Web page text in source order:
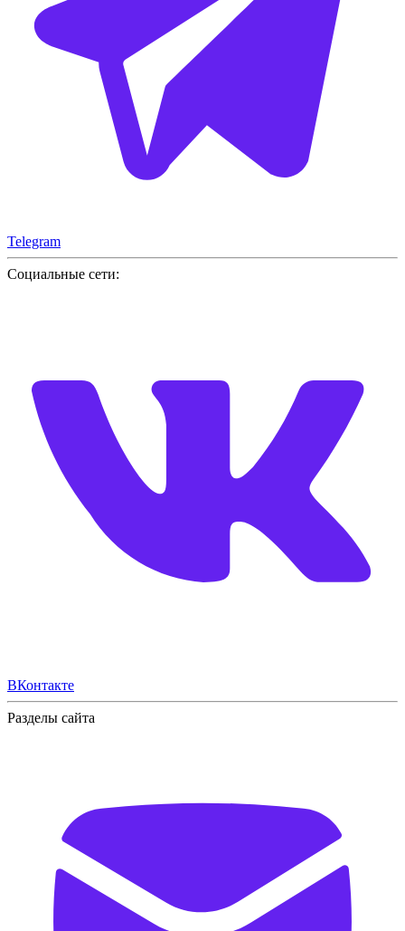
Telegram
Социальные сети:
ВКонтакте
Разделы сайта